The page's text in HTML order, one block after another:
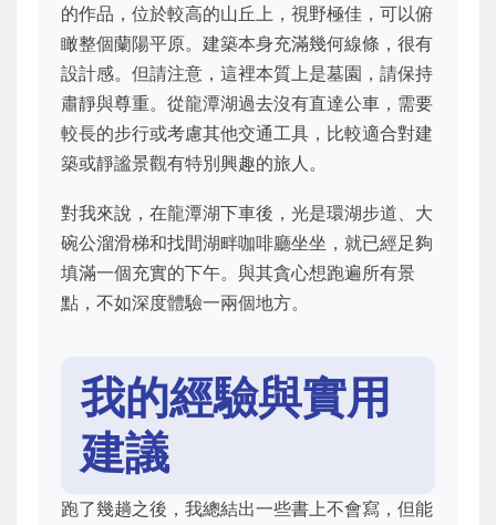
的作品，位於較高的山丘上，視野極佳，可以俯
瞰整個蘭陽平原。建築本身充滿幾何線條，很有
設計感。但請注意，這裡本質上是墓園，請保持
肅靜與尊重。從龍潭湖過去沒有直達公車，需要
較長的步行或考慮其他交通工具，比較適合對建
築或靜謐景觀有特別興趣的旅人。
對我來說，在龍潭湖下車後，光是環湖步道、大
碗公溜滑梯和找間湖畔咖啡廳坐坐，就已經足夠
填滿一個充實的下午。與其貪心想跑遍所有景
點，不如深度體驗一兩個地方。
我的經驗與實用
建議
跑了幾趟之後，我總結出一些書上不會寫，但能